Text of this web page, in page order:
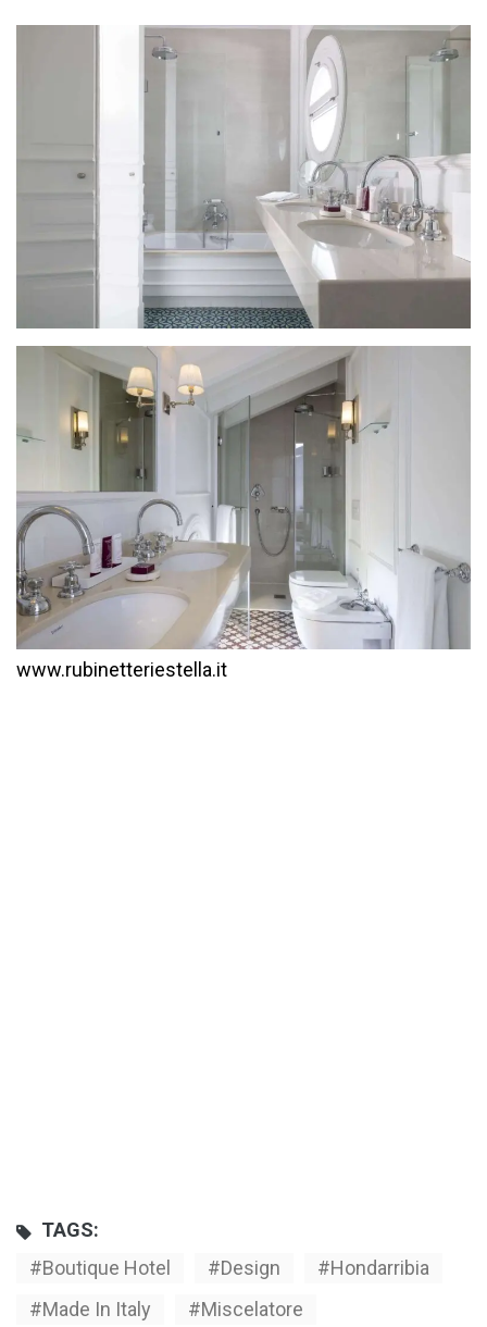
www.rubinetteriestella.it
TAGS:
Boutique Hotel
Design
Hondarribia
Made In Italy
Miscelatore